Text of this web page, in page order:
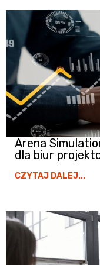
Arena
dla biur
CZYTAJ DALEJ...